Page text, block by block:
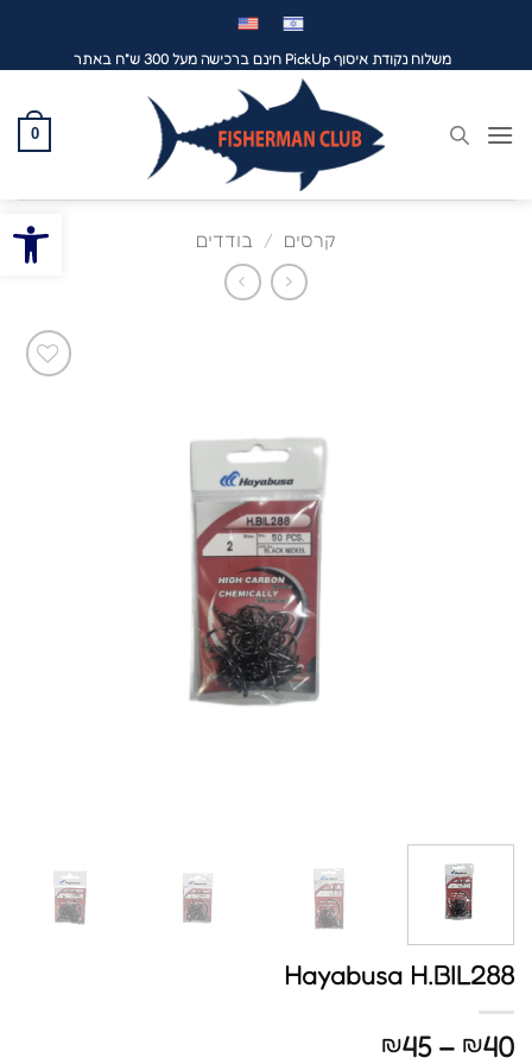
פתח
משלוח נקודת איסוף PickUp חינם ברכישה מעל 300 ש"ח באתר
0
קרסים / בודדים
Hayabusa H.BIL288
₪40
–
₪45